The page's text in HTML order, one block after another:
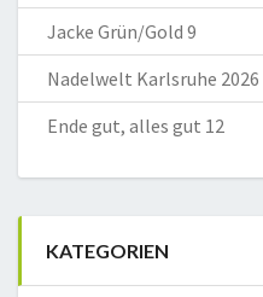
Jacke Grün/Gold 9
Nadelwelt Karlsruhe 2026
Ende gut, alles gut 12
KATEGORIEN